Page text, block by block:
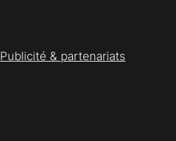
Publicité & partenariats